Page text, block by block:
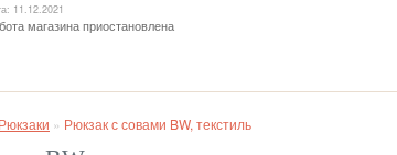
11.12.2021
магазина приостановлена
Рюкзаки » Рюкзак с совами BW, текстиль